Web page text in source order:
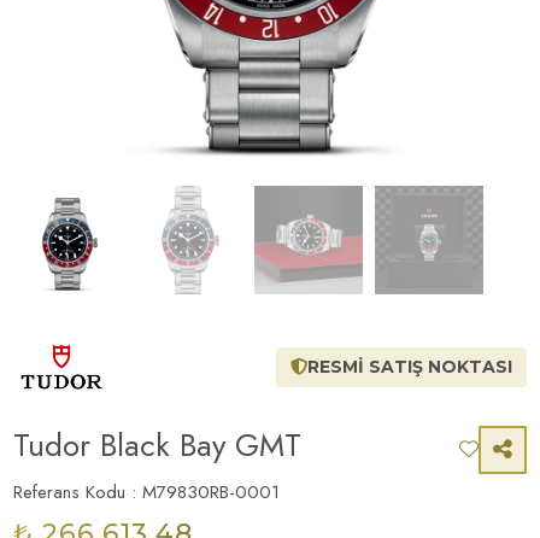
RESMİ SATIŞ NOKTASI
Tudor Black Bay GMT
Referans Kodu : M79830RB-0001